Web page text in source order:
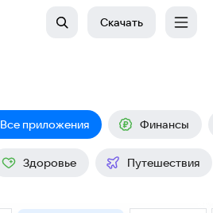
Скачать
Все приложения Финансы
Здоровье Путешествия